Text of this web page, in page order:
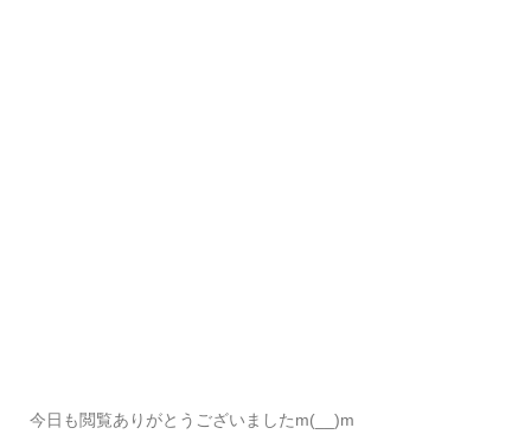
今日も閲覧ありがとうございましたm(__)m